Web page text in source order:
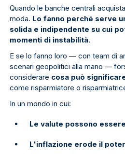
Quando le banche centrali
moda. Lo fanno perché serve
solida e indipendente su cui
momenti di instabilità.
E se lo fanno loro — con team di
scenari geopolitici alla mano —
considerare cosa può
come risparmiatore o
In un mondo in cui:
Le valute possono
L'inflazione erode il